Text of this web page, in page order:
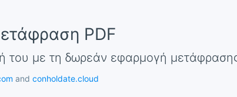
PDF
του με τη δωρεάν εφαρμογή
and conholdate.cloud